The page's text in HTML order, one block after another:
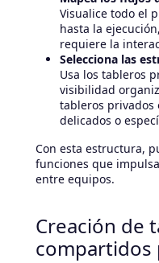
Visualice todo el
hasta la
requiere la
Selecciona las
Usa los tableros
visibilidad
tableros privados
delicados o
Con esta estructura,
funciones que
entre equipos.
Creación de
compartidos